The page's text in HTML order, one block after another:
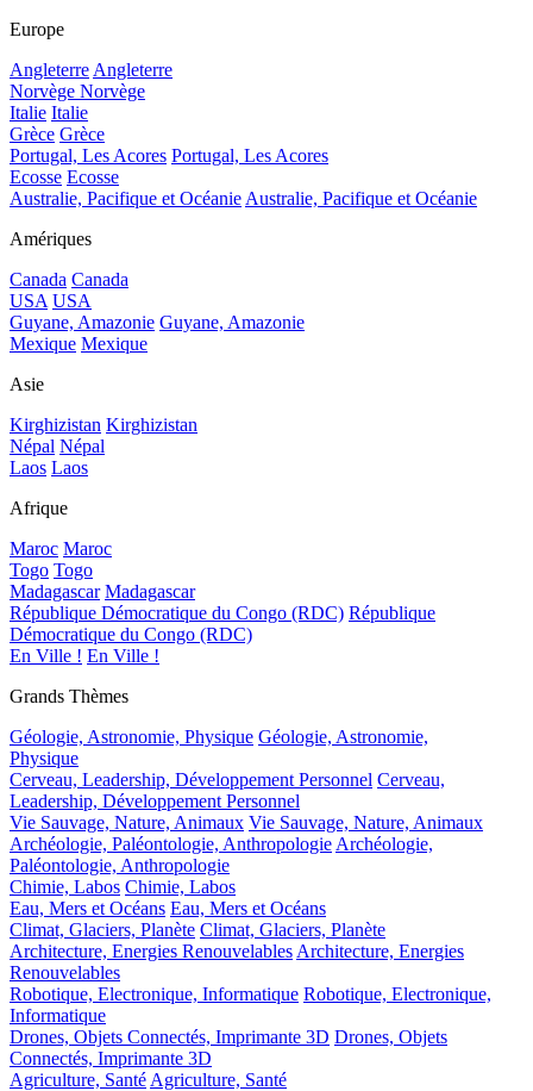
Europe
Angleterre Angleterre
Norvège Norvège
Italie Italie
Grèce Grèce
Portugal, Les Acores Portugal, Les Acores
Ecosse Ecosse
Australie, Pacifique et Océanie Australie, Pacifique et Océanie
Amériques
Canada Canada
USA USA
Guyane, Amazonie Guyane, Amazonie
Mexique Mexique
Asie
Kirghizistan Kirghizistan
Népal Népal
Laos Laos
Afrique
Maroc Maroc
Togo Togo
Madagascar Madagascar
République Démocratique du Congo (RDC) République
Démocratique du Congo (RDC)
En Ville ! En Ville !
Grands Thèmes
Géologie, Astronomie, Physique Géologie, Astronomie,
Physique
Cerveau, Leadership, Développement Personnel Cerveau,
Leadership, Développement Personnel
Vie Sauvage, Nature, Animaux Vie Sauvage, Nature, Animaux
Archéologie, Paléontologie, Anthropologie Archéologie,
Paléontologie, Anthropologie
Chimie, Labos Chimie, Labos
Eau, Mers et Océans Eau, Mers et Océans
Climat, Glaciers, Planète Climat, Glaciers, Planète
Architecture, Energies Renouvelables Architecture, Energies
Renouvelables
Robotique, Electronique, Informatique Robotique, Electronique,
Informatique
Drones, Objets Connectés, Imprimante 3D Drones, Objets
Connectés, Imprimante 3D
Agriculture, Santé Agriculture, Santé